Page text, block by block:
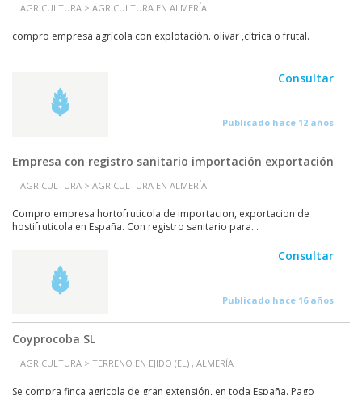
AGRICULTURA > AGRICULTURA EN ALMERÍA
compro empresa agrícola con explotación. olivar ,cítrica o frutal.
Consultar
Publicado hace 12 años
Empresa con registro sanitario importación exportación
AGRICULTURA > AGRICULTURA EN ALMERÍA
Compro empresa hortofruticola de importacion, exportacion de
hostifruticola en España. Con registro sanitario para...
Consultar
Publicado hace 16 años
Coyprocoba SL
AGRICULTURA > TERRENO EN EJIDO (EL) , ALMERÍA
Se compra finca agricola de gran extensión, en toda España. Pago